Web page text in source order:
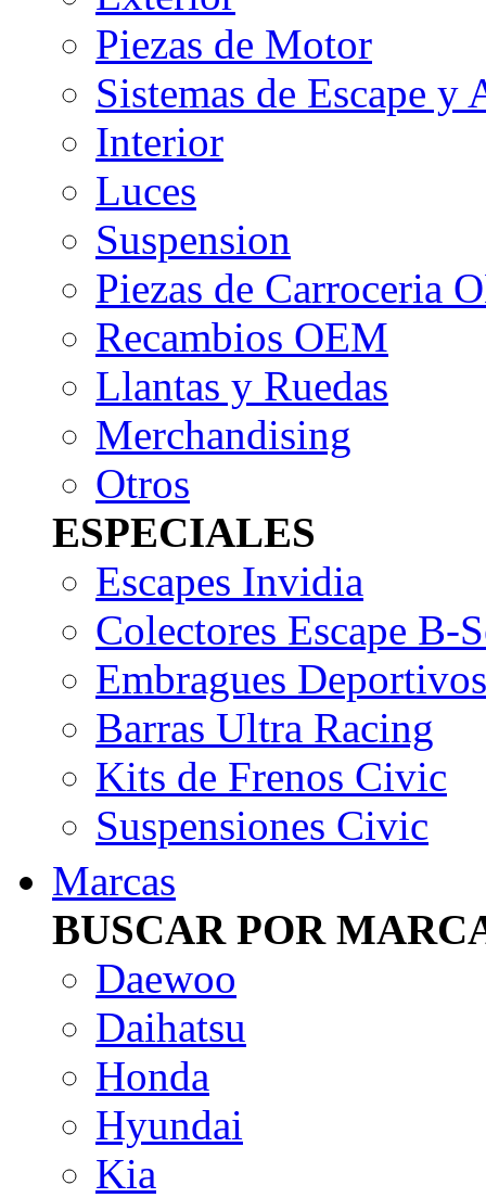
Piezas de Motor
Sistemas de Escape y
Interior
Luces
Suspension
Piezas de Carroceria
Recambios OEM
Llantas y Ruedas
Merchandising
Otros
ESPECIALES
Escapes Invidia
Colectores Escape B-
Embragues Deportivos
Barras Ultra Racing
Kits de Frenos Civic
Suspensiones Civic
Marcas
BUSCAR POR
Daewoo
Daihatsu
Honda
Hyundai
Kia